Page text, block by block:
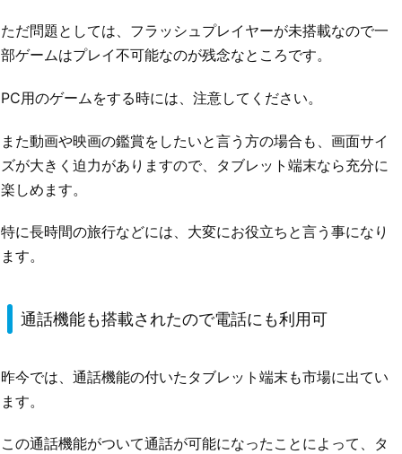
ただ問題としては、フラッシュプレイヤーが未搭載なので一
部ゲームはプレイ不可能なのが残念なところです。
PC用のゲームをする時には、注意してください。
また動画や映画の鑑賞をしたいと言う方の場合も、画面サイ
ズが大きく迫力がありますので、タブレット端末なら充分に
楽しめます。
特に長時間の旅行などには、大変にお役立ちと言う事になり
ます。
通話機能も搭載されたので電話にも利用可
昨今では、通話機能の付いたタブレット端末も市場に出てい
ます。
この通話機能がついて通話が可能になったことによって、タ